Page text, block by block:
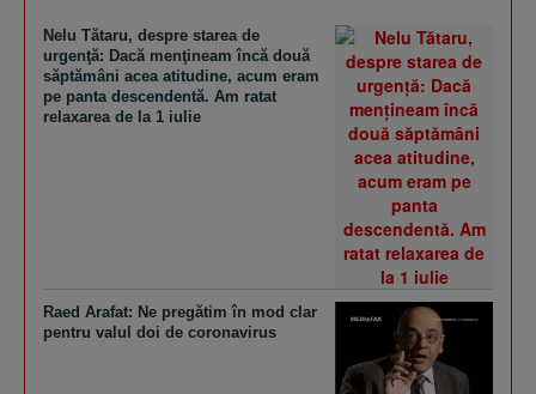
Nelu Tătaru, despre starea de
urgenţă: Dacă menţineam încă două
săptămâni acea atitudine, acum eram
pe panta descendentă. Am ratat
relaxarea de la 1 iulie
Raed Arafat: Ne pregătim în mod clar
pentru valul doi de coronavirus